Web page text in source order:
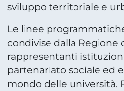
sviluppo territoriale e
Le linee
condivise dalla Regione
rappresentanti
partenariato sociale ed
mondo delle università.